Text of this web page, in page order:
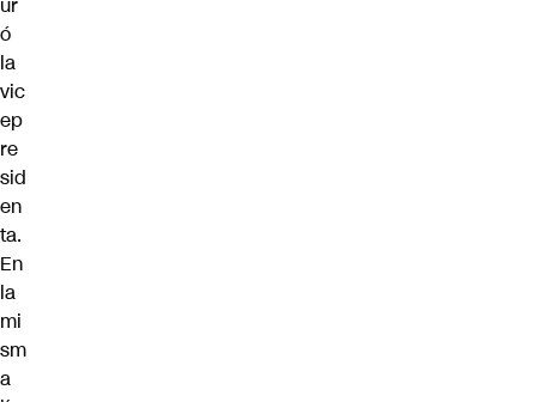
ó
la
vic
ep
re
sid
en
ta.
En
la
mi
sm
a